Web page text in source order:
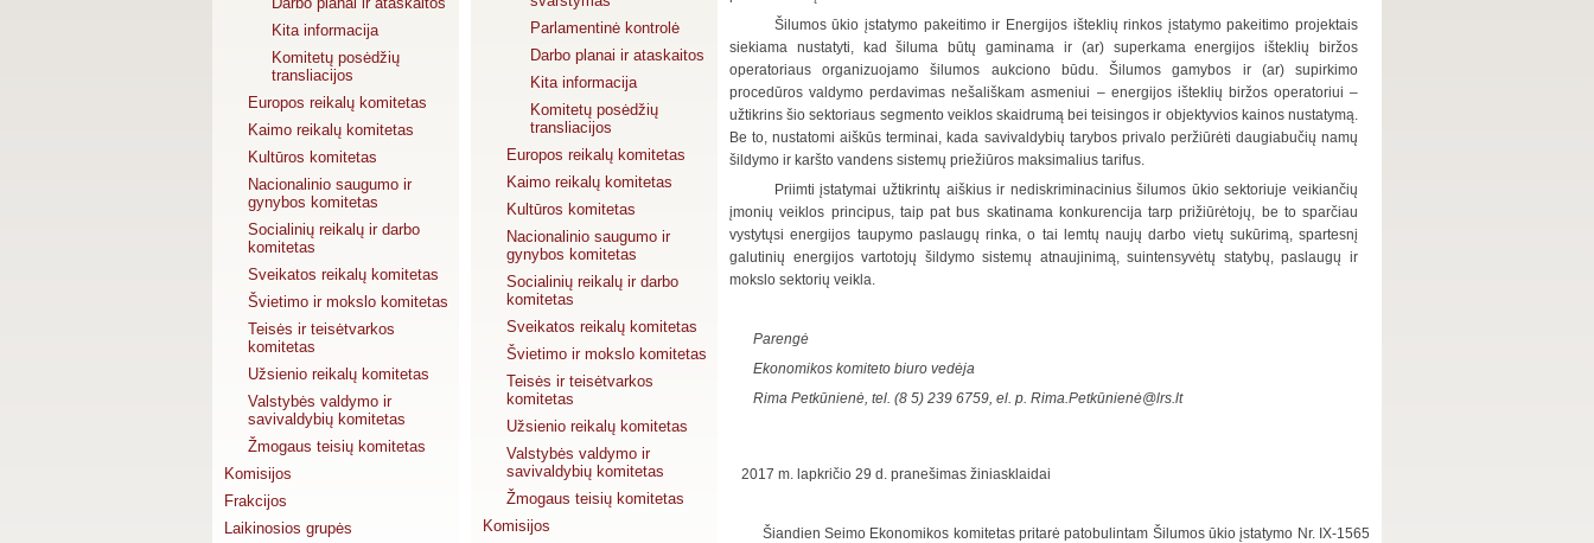
Kita informacija
Komitetų posėdžių
transliacijos
Europos reikalų komitetas
Kaimo reikalų komitetas
Kultūros komitetas
Nacionalinio saugumo ir
gynybos komitetas
Socialinių reikalų ir darbo
komitetas
Sveikatos reikalų komitetas
Švietimo ir mokslo komitetas
Teisės ir teisėtvarkos
komitetas
Užsienio reikalų komitetas
Valstybės valdymo ir
savivaldybių komitetas
Žmogaus teisių komitetas
Komisijos
Frakcijos
Laikinosios grupės
Parlamentinė kontrolė
Darbo planai ir ataskaitos
Kita informacija
Komitetų posėdžių
transliacijos
Europos reikalų komitetas
Kaimo reikalų komitetas
Kultūros komitetas
Nacionalinio saugumo ir
gynybos komitetas
Socialinių reikalų ir darbo
komitetas
Sveikatos reikalų komitetas
Švietimo ir mokslo komitetas
Teisės ir teisėtvarkos
komitetas
Užsienio reikalų komitetas
Valstybės valdymo ir
savivaldybių komitetas
Žmogaus teisių komitetas
Komisijos
Šilumos ūkio įstatymo pakeitimo ir Energijos išteklių rinkos įstatymo pakeitimo projektais
siekiama nustatyti, kad šiluma būtų gaminama ir (ar) superkama energijos išteklių biržos
operatoriaus organizuojamo šilumos aukciono būdu. Šilumos gamybos ir (ar) supirkimo
procedūros valdymo perdavimas nešališkam asmeniui – energijos išteklių biržos operatoriui –
užtikrins šio sektoriaus segmento veiklos skaidrumą bei teisingos ir objektyvios kainos nustatymą.
Be to, nustatomi aiškūs terminai, kada savivaldybių tarybos privalo peržiūrėti daugiabučių namų
šildymo ir karšto vandens sistemų priežiūros maksimalius tarifus.
Priimti įstatymai užtikrintų aiškius ir nediskriminacinius šilumos ūkio sektoriuje veikiančių
įmonių veiklos principus, taip pat bus skatinama konkurencija tarp prižiūrėtojų, be to sparčiau
vystytųsi energijos taupymo paslaugų rinka, o tai lemtų naujų darbo vietų sukūrimą, spartesnį
galutinių energijos vartotojų šildymo sistemų atnaujinimą, suintensyvėtų statybų, paslaugų ir
mokslo sektorių veikla.
Parengė
Ekonomikos komiteto biuro vedėja
Rima Petkūnienė, tel. (8 5) 239 6759, el. p. Rima.Petkūnienė@lrs.lt
2017 m. lapkričio 29 d. pranešimas žiniasklaidai
Šiandien Seimo Ekonomikos komitetas pritarė patobulintam Šilumos ūkio įstatymo Nr. IX-1565